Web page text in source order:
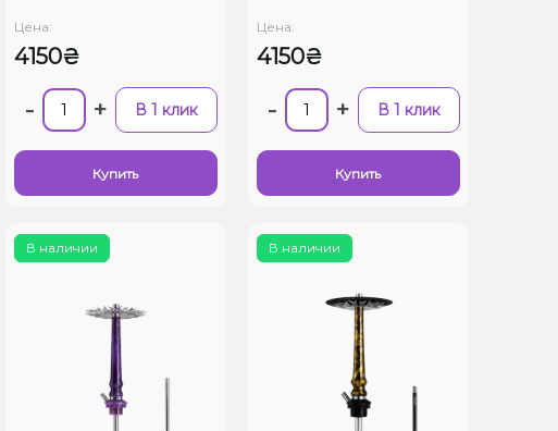
Цена:
4150₴
- + В 1 клик
Купить
Цена:
4150₴
- + В 1 клик
Купить
В наличии В наличии